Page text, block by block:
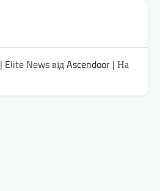
| Elite News відAscendoor | На